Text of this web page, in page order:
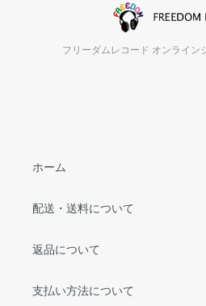
フリーダムレコード オンライン
ホーム
配送・送料について
返品について
支払い方法について